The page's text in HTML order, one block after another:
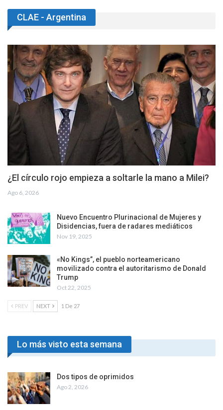
CLAE - Argentina
¿El círculo rojo empieza a soltarle la mano a Milei?
Ago 6, 2026
Nuevo Encuentro Plurinacional de Mujeres y
Disidencias, fuera de radares mediáticos
Nov 19, 2025
«No Kings”, el pueblo norteamericano
movilizado contra el autoritarismo de Donald
Trump
Oct 22, 2025
PREV NEXT 1 De 27
Lo más visto esta semana
Dos tipos de oprimidos
Ago 2, 2026